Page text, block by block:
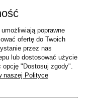
poprawne
ofertę do Twoich
przez nas
lub dostosować użycie
opcję "Dostosuj zgody".
naszej Polityce